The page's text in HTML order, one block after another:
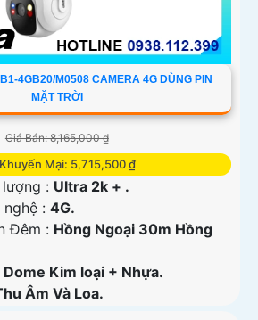
4GB20/M0508 CAMERA 4G DÙNG PIN
MẶT TRỜI
Giá Bán: 8,165,000 ₫
Mại: 5,715,500 ₫
: Ultra 2k + .
: 4G.
Đêm : Hồng Ngoại 30m Hồng
Dome Kim loại + Nhựa.
Âm Và Loa.